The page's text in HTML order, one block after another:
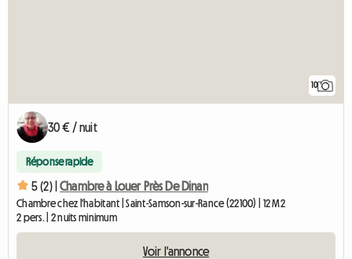
10
30 € / nuit
Réponse rapide
5 (2) | Chambre à Louer Près De Dinan
Chambre chez l'habitant | Saint-Samson-sur-Rance (22100) | 12 M2
2 pers. | 2 nuits minimum
Voir l'annonce